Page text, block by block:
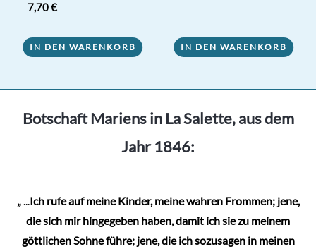
7,70€
IN DEN WARENKORB IN DEN WARENKORB
Botschaft Mariens in La Salette, aus dem
Jahr 1846:
„...Ich rufe auf meine Kinder, meine wahren Frommen; jene,
die sich mir hingegeben haben, damit ich sie zu meinem
göttlichen Sohne führe; jene, die ich sozusagen in meinen